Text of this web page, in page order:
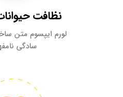
نظافت
لورم ایپسوم متن
سادگی